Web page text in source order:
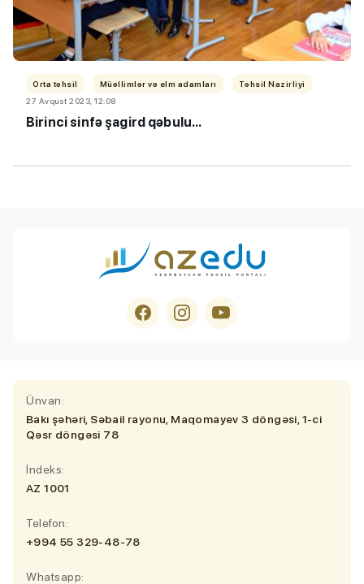
Orta təhsil Müəllimlər və elm adamları
Təhsil Nazirliyi
27 Avqust 2023, 12:08
Birinci sinfə şagird qəbulu...
Ünvan:
Bakı şəhəri, Səbail rayonu, Maqomayev 3 döngəsi, 1-ci
Qəsr döngəsi 78
İndeks:
AZ 1001
Telefon:
+994 55 329-48-78
Whatsapp: